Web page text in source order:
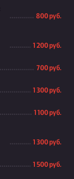
800 руб.
1 200 руб.
700 руб.
1 300 руб.
1 100 руб.
1 300 руб.
1 500 руб.